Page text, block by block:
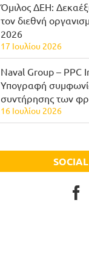
Όμιλος ΔΕΗ:
τον διεθνή
2026
17 Ιουλίου 2026
Naval Group – PPC
Υπογραφή
συντήρησης των
16 Ιουλίου 2026